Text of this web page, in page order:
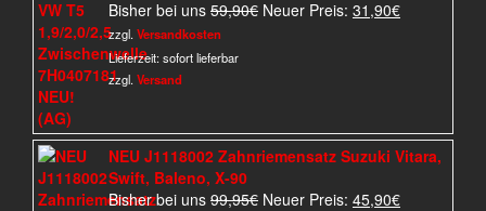
Bisher bei uns 59,90€ Ursprünglicher
Neuer Preis: 31,90€Aktueller
zzgl. Versandkosten
Lieferzeit:sofort lieferbar
zzgl. Versand
NEU J1118002 Zahnriemensatz Suzuki Vitara,
Swift, Baleno, X-90
Bisher bei uns 99,95€ Ursprünglicher
Neuer Preis: 45,90€Aktueller